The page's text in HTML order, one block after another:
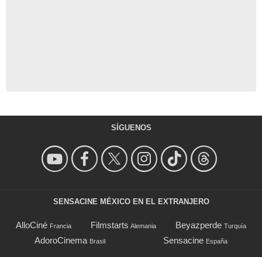
SÍGUENOS
SENSACINE MÉXICO EN EL EXTRANJERO
AlloCiné Francia Filmstarts Alemania Beyazperde Turquía
AdoroCinema Brasil Sensacine España